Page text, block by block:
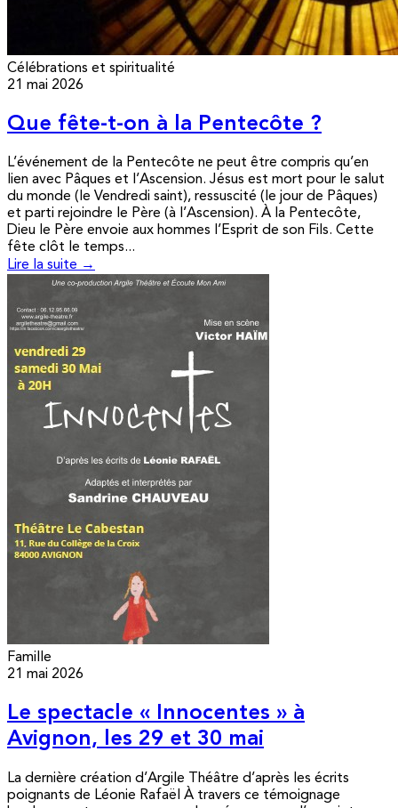
Célébrations et spiritualité
21 mai 2026
Que fête-t-on à la Pentecôte ?
L’événement de la Pentecôte ne peut être compris qu’en
lien avec Pâques et l’Ascension. Jésus est mort pour le salut
du monde (le Vendredi saint), ressuscité (le jour de Pâques)
et parti rejoindre le Père (à l’Ascension). À la Pentecôte,
Dieu le Père envoie aux hommes l’Esprit de son Fils. Cette
fête clôt le temps...
Lire la suite →
Famille
21 mai 2026
Le spectacle « Innocentes » à
Avignon, les 29 et 30 mai
La dernière création d’Argile Théâtre d’après les écrits
poignants de Léonie Rafaël À travers ce témoignage